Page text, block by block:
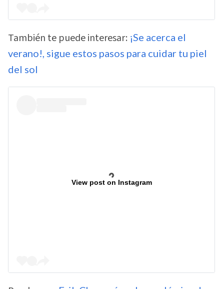
También te puede interesar: ¡Se acerca el
verano!, sigue estos pasos para cuidar tu piel
del sol
View post on Instagram